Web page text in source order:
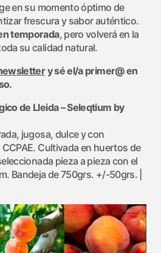
en su momento óptimo de
frescura y sabor auténtico.
temporada, pero volverá en la
su calidad natural.
y sé el/a primer@ en
de Lleida – Seleqtium by
jugosa, dulce y con
Cultivada en huertos de
pieza a pieza con el
Bandeja de 750grs. +/-50grs. |